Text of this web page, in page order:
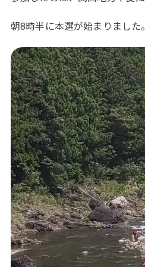
朝8時半に本選が始まりました